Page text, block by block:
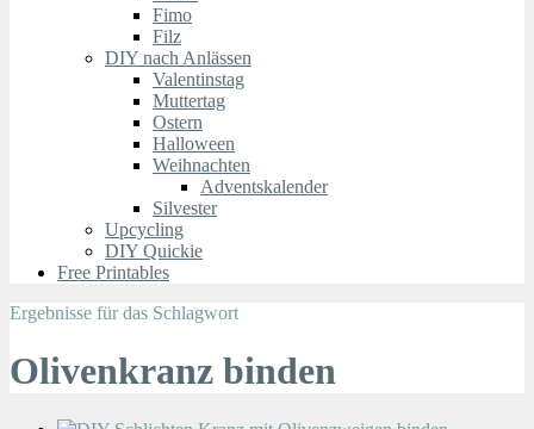
Fimo
Filz
DIY nach Anlässen
Valentinstag
Muttertag
Ostern
Halloween
Weihnachten
Adventskalender
Silvester
Upcycling
DIY Quickie
Free Printables
Ergebnisse für das Schlagwort
Olivenkranz binden